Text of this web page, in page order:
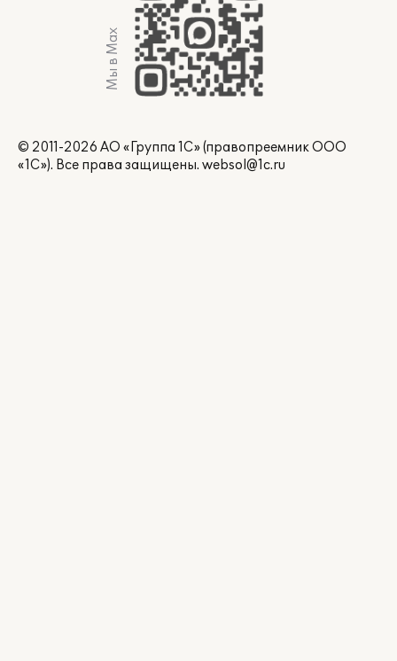
Мы в Max
© 2011-2026 АО «Группа 1С» (правопреемник ООО
«1С»). Все права защищены. websol@1c.ru